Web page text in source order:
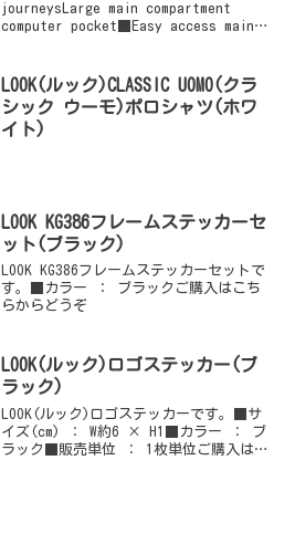
journeysLarge main compartment
computer pocket■Easy access main
LOOK(ルック)CLASSIC UOMO(クラ
シック ウーモ)ポロシャツ(ホワ
イト)
LOOK KG386フレームステッカーセ
ット(ブラック)
LOOK KG386フレームステッカーセットで
す。■カラー ： ブラックご購入はこち
らからどうぞ
LOOK(ルック)ロゴステッカー(ブ
ラック)
LOOK(ルック)ロゴステッカーです。■サ
イズ(cm) ： W約6 × H1■カラー ： ブ
ラック■販売単位 ： 1枚単位ご購入はこ